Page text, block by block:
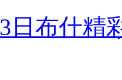
日布什精